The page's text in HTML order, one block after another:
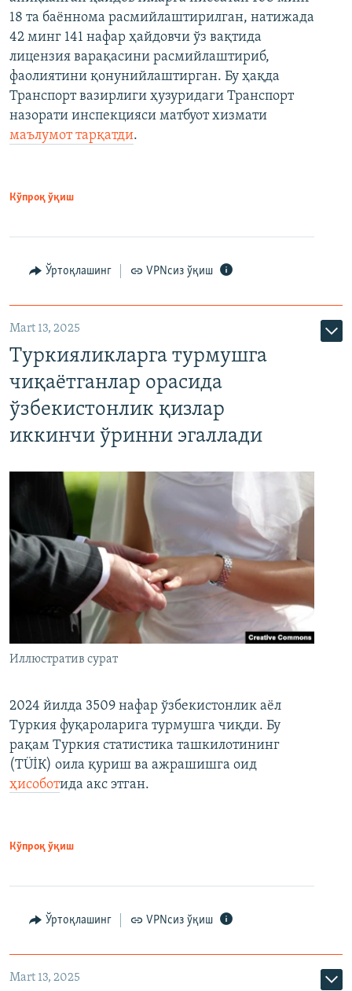
18 та баённома расмийлаштирилган, натижада
42 минг 141 нафар ҳайдовчи ўз вақтида
лицензия варақасини расмийлаштириб,
фаолиятини қонунийлаштирган. Бу ҳақда
Транспорт вазирлиги ҳузуридаги Транспорт
назорати инспекцияси матбуот хизмати
маълумот тарқатди.
Кўпроқ ўқиш
Ўртоқлашинг VPNсиз ўқиш
Mart 13, 2025
Туркияликларга турмушга
чиқаётганлар орасида
ўзбекистонлик қизлар
иккинчи ўринни эгаллади
Иллюстратив сурат
2024 йилда 3509 нафар ўзбекистонлик аёл
Туркия фуқароларига турмушга чиқди. Бу
рақам Туркия статистика ташкилотининг
(ТÜİК) оила қуриш ва ажрашишга оид
ҳисоботида акс этган.
Кўпроқ ўқиш
Ўртоқлашинг VPNсиз ўқиш
Mart 13, 2025